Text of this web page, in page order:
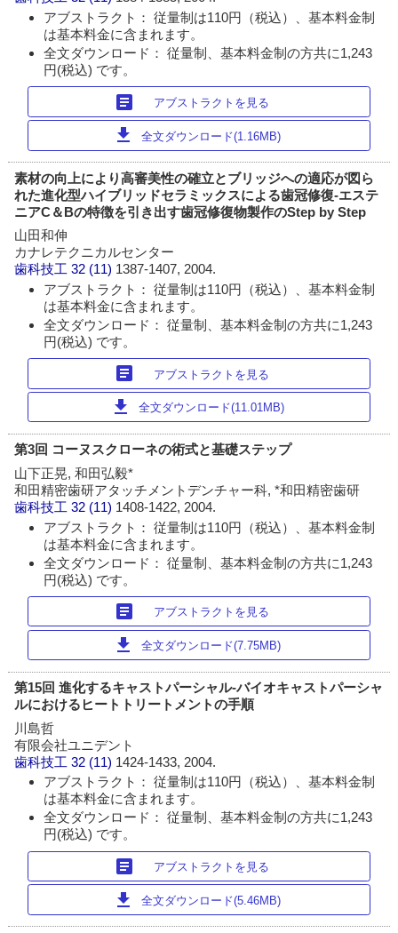
アブストラクト： 従量制は110円（税込）、基本料金制
は基本料金に含まれます。
全文ダウンロード： 従量制、基本料金制の方共に1,243
円(税込) です。
article アブストラクトを見る
download 全文ダウンロード(1.16MB)
素材の向上により高審美性の確立とブリッジへの適応が図ら
れた進化型ハイブリッドセラミックスによる歯冠修復‐エステ
ニアC＆Bの特徴を引き出す歯冠修復物製作のStep by Step
山田和伸
カナレテクニカルセンター
歯科技工 32 (11) 1387-1407, 2004.
アブストラクト： 従量制は110円（税込）、基本料金制
は基本料金に含まれます。
全文ダウンロード： 従量制、基本料金制の方共に1,243
円(税込) です。
article アブストラクトを見る
download 全文ダウンロード(11.01MB)
第3回 コーヌスクローネの術式と基礎ステップ
山下正晃, 和田弘毅*
和田精密歯研アタッチメントデンチャー科, *和田精密歯研
歯科技工 32 (11) 1408-1422, 2004.
アブストラクト： 従量制は110円（税込）、基本料金制
は基本料金に含まれます。
全文ダウンロード： 従量制、基本料金制の方共に1,243
円(税込) です。
article アブストラクトを見る
download 全文ダウンロード(7.75MB)
第15回 進化するキャストパーシャル‐バイオキャストパーシャ
ルにおけるヒートトリートメントの手順
川島哲
有限会社ユニデント
歯科技工 32 (11) 1424-1433, 2004.
アブストラクト： 従量制は110円（税込）、基本料金制
は基本料金に含まれます。
全文ダウンロード： 従量制、基本料金制の方共に1,243
円(税込) です。
article アブストラクトを見る
download 全文ダウンロード(5.46MB)